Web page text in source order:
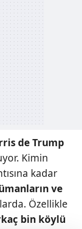
de Trump
Kimin
kadar
ve
Özellikle
bin köylü